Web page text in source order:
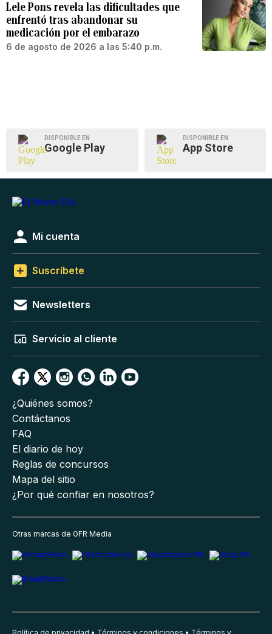
Lele Pons revela las dificultades que
enfrentó tras abandonar su
medicación por el embarazo
6 de agosto de 2026 a las 5:40 p.m.
DISPONIBLE EN
Google Play
DISPONIBLE EN
App Store
Mi cuenta
Suscríbete
Newsletters
Servicio al cliente
¿Quiénes somos?
Contáctanos
FAQ
El diario de hoy
Reglas de concursos
Mapa del sitio
¿Por qué confiar en nosotros?
Otras marcas de GFR Media